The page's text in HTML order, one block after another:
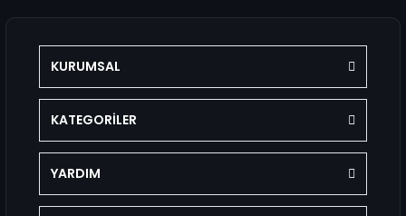
KURUMSAL
KATEGORİLER
YARDIM